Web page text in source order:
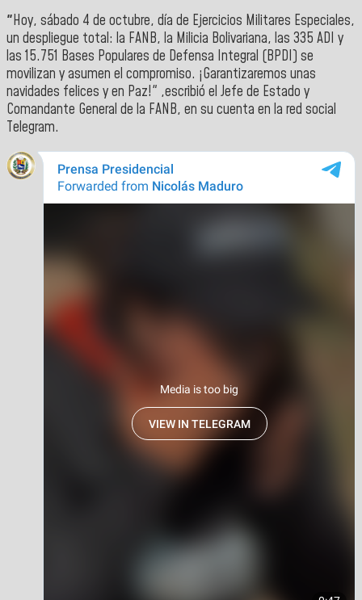
"Hoy, sábado 4 de octubre, día de Ejercicios Militares Especiales,
un despliegue total: la FANB, la Milicia Bolivariana, las 335 ADI y
las 15.751 Bases Populares de Defensa Integral (BPDI) se
movilizan y asumen el compromiso. ¡Garantizaremos unas
navidades felices y en Paz!" ,escribió el Jefe de Estado y
Comandante General de la FANB, en su cuenta en la red social
Telegram.